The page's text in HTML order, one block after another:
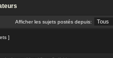
Afficher les sujets postés depuis:
]